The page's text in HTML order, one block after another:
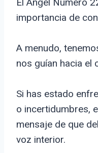
El Ángel Número
importancia de
A menudo,
nos guían hacia el
Si has estado
o incertidumbres,
mensaje de que
voz interior.